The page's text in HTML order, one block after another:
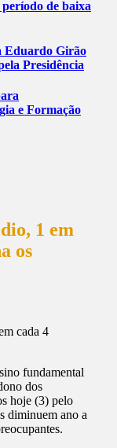
de baixa
Eduardo Girão
Presidência
e Formação
1 em
os
fundamental
dos
hoje (3) pelo
diminuem ano a